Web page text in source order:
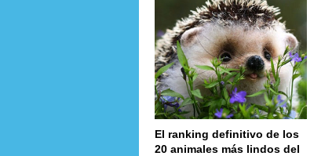
El ranking definitivo de los
20 animales más lindos del